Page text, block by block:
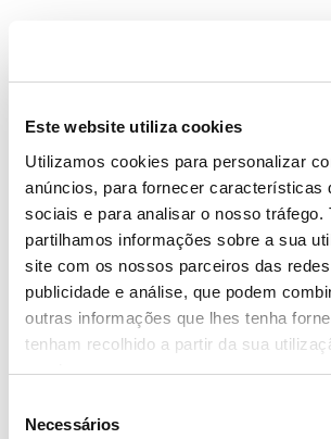
Este website utiliza cookies
Utilizamos cookies para personalizar
anúncios, para fornecer características
sociais e para analisar o nosso tráfego.
partilhamos informações sobre a sua
site com os nossos parceiros das
publicidade e análise, que podem
outras informações que lhes tenha
tenham recolhido a partir da sua
serviços.
Necessários